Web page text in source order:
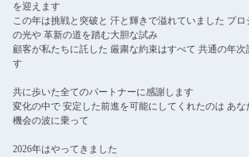
を迎えます
この年は挑戦と突破と 汗と輝きで溢れていました プ
の光や 革新の道を踏む大胆な試み
顧客が私たちに託した 厳粛な約束はすべて 共通の年次
す
共に歩いた全てのパートナーに感謝します
変化の中で 安定した前進を可能にしてくれたのは あ
機会の波に乗って
2026年はやってきました